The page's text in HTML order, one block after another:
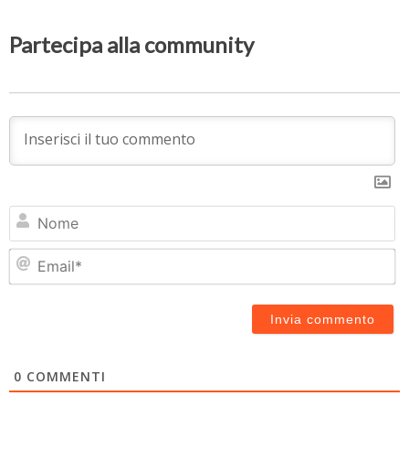
Partecipa alla community
0 COMMENTI